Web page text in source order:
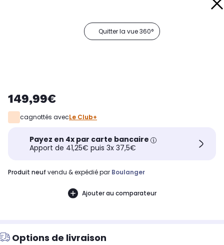
Quitter la vue 360°
149,99€
cagnottés avecLe Club+
Payez en 4x par carte bancaire
Apport de 41,25€ puis 3x 37,5€
produit neuf vendu & expédié par Boulanger
Ajouter au comparateur
Options de livraison